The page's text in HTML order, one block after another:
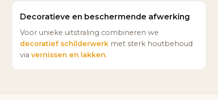
Decoratieve en beschermende afwerking
Voor unieke uitstraling combineren we
decoratief schilderwerk met sterk houtbehoud
via vernissen en lakken.